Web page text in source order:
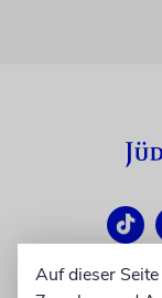
Auf dieser